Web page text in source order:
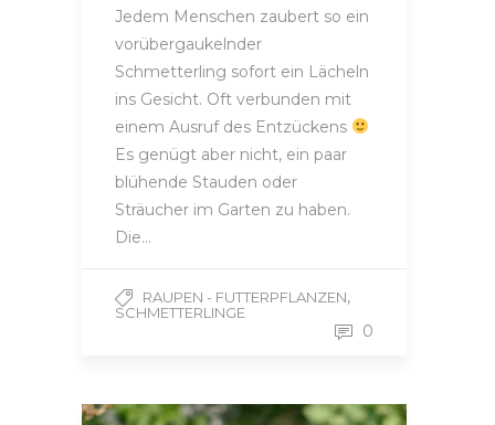
Jedem Menschen zaubert so ein
vorübergaukelnder
Schmetterling sofort ein Lächeln
ins Gesicht. Oft verbunden mit
einem Ausruf des Entzückens
Es genügt aber nicht, ein paar
blühende Stauden oder
Sträucher im Garten zu haben.
Die…
RAUPEN - FUTTERPFLANZEN,
SCHMETTERLINGE
0